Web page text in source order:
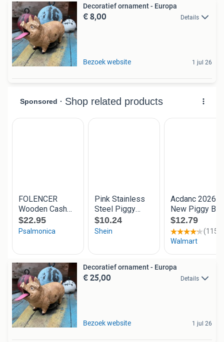
Decoratief ornament - Europa
€ 8,00 Details
Bezoek website 1 jul 26
Decoratief ornament - Europa
€ 25,00 Details
Bezoek website 1 jul 26